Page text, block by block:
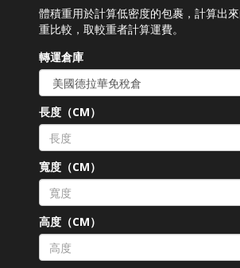
體積重用於計算低密度的包裹，計算出
重比較，取較重者計算運費。
轉運倉庫
長度（CM）
寬度（CM）
高度（CM）